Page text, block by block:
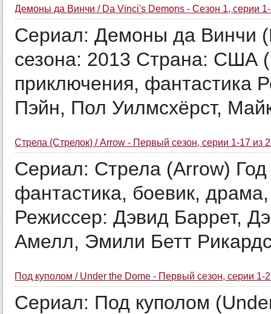
Демоны да Винчи / Da Vinci's Demons - Сезон 1, серии
Сериал: Демоны да Винчи
сезона: 2013 Страна: США
приключения, фантастика
Пэйн, Пол Уилмсхёрст,
Стрела (Стрелок) / Arrow - Первый сезон, серии 1-17 из
Сериал: Стрела (Arrow)
фантастика, боевик,
Режиссер: Дэвид Баррет,
Амелл, Эмили Бетт
Под куполом / Under the Dome - Первый сезон, серии 1-
Сериал: Под куполом